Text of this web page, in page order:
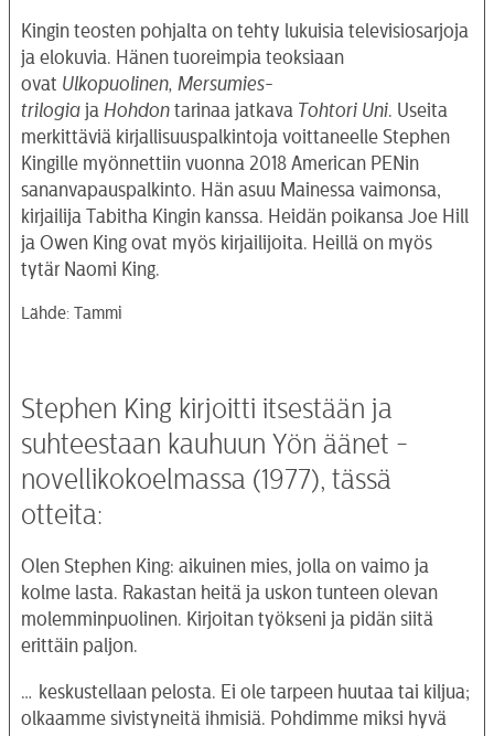
Kingin teosten pohjalta on tehty lukuisia televisiosarjoja
ja elokuvia. Hänen tuoreimpia teoksiaan
ovat Ulkopuolinen, Mersumies-
trilogia ja Hohdon tarinaa jatkava Tohtori Uni. Useita
merkittäviä kirjallisuuspalkintoja voittaneelle Stephen
Kingille myönnettiin vuonna 2018 American PENin
sananvapauspalkinto. Hän asuu Mainessa vaimonsa,
kirjailija Tabitha Kingin kanssa. Heidän poikansa Joe Hill
ja Owen King ovat myös kirjailijoita. Heillä on myös
tytär Naomi King.
Lähde: Tammi
Stephen King kirjoitti itsestään ja
suhteestaan kauhuun Yön äänet -
novellikokoelmassa (1977), tässä
otteita:
Olen Stephen King: aikuinen mies, jolla on vaimo ja
kolme lasta. Rakastan heitä ja uskon tunteen olevan
molemminpuolinen. Kirjoitan työkseni ja pidän siitä
erittäin paljon.
… keskustellaan pelosta. Ei ole tarpeen huutaa tai kiljua;
olkaamme sivistyneitä ihmisiä. Pohdimme miksi hyvä